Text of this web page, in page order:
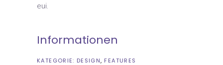
eui.
Informationen
KATEGORIE: DESIGN
FEATURES